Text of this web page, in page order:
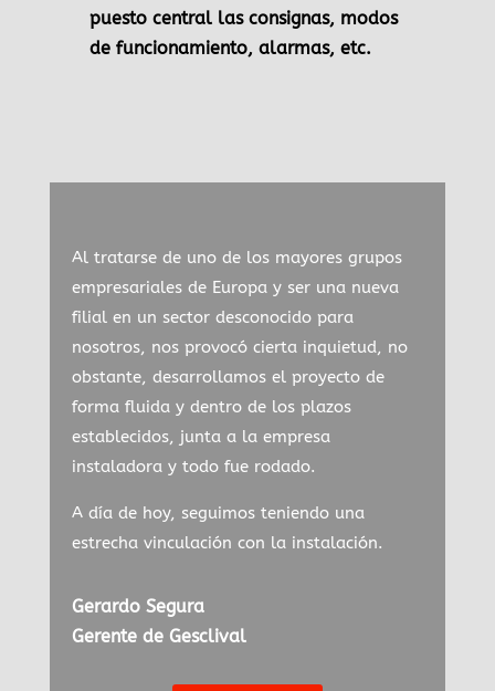
puesto central las consignas, modos
de funcionamiento, alarmas, etc.
Al tratarse de uno de los mayores grupos
empresariales de Europa y ser una nueva
filial en un sector desconocido para
nosotros, nos provocó cierta inquietud, no
obstante, desarrollamos el proyecto de
forma fluida y dentro de los plazos
establecidos, junta a la empresa
instaladora y todo fue rodado.
A día de hoy, seguimos teniendo una
estrecha vinculación con la instalación.
Gerardo Segura
Gerente de Gesclival